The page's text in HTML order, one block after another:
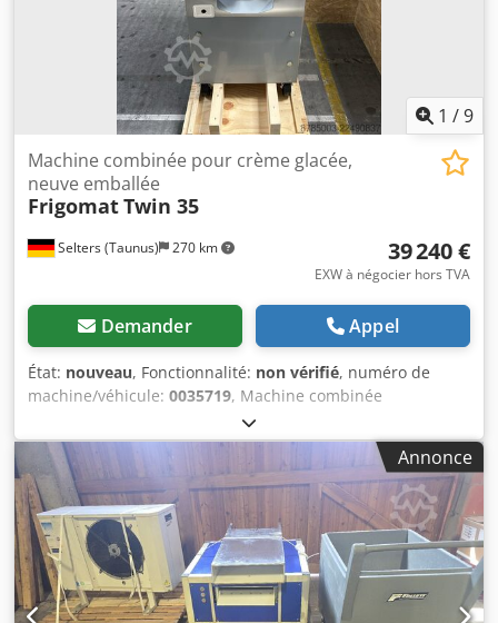
1 /9
Selters (Taunus) 270 km
Machine combinée pour crème glacée,
neuve emballée
FrigomatTwin 35
39 240 €
EXW à négocier hors TVA
Demander Appel
État: nouveau, Fonctionnalité: non vérifié, numéro de
machine/véhicule: 0035719, Machine combinée
professionnelle pour la production de glaces et de sorbets,
Frigomat Twin 35, neuve et emballée d'origine. Cette
machine combine un pasteurisateur et un cylindre de
congélation et convient aux glaciers, à la restauration et à
la production alimentaire. Fonctions et équipements : -
Combinaison d'un pasteurisateur et d'une turbine à glace -
Programmes automatiques et semi-automatiques -
Adaptée à la production de granités, de glaces et de
desserts - Contrôle électronique de la consistance IES -
Annonce